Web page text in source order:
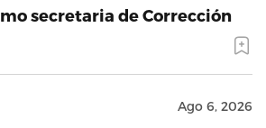
secretaria de Corrección
Ago 6, 2026